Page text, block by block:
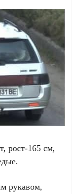
рост-165 см,
рукавом,